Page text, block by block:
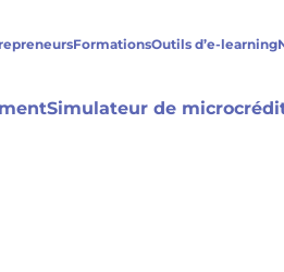
FormationsOutils d’e-learning
Simulateur de